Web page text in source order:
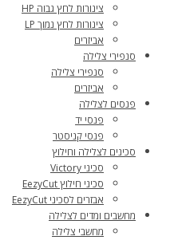
צינורות לחץ גבוה HP
צינורות לחץ נמוך LP
אביזרים
סנפירי צלילה
סנפירי צלילה
אביזרים
פנסים לצלילה
פנסי יד
פנסי קניסטר
סכינים לצלילה וחילוץ
סכיני Victory
סכיני חילוץ EezyCut
אבזרים לסכיני EezyCut
מחשבים ומדים לצלילה
מחשבי צלילה